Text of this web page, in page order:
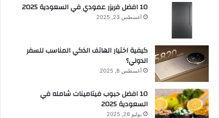
10 افضل فريزر عمودي​ في السعودية​ 2025
أغسطس 23, 2025
كيفية اختيار الهاتف الذكي المناسب للسفر
الدولي؟
أغسطس 8, 2025
10 افضل حبوب فيتامينات شامله​ في
السعودية 2025
يوليو 26, 2025